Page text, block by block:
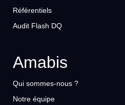
Référentiels
Audit Flash DQ
Amabis
Qui sommes-nous ?
Notre équipe